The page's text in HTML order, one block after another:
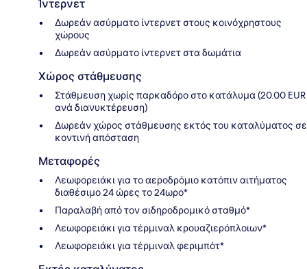
Ίντερνετ
Δωρεάν ασύρματο ίντερνετ στους κοινόχρηστους
χώρους
Δωρεάν ασύρματο ίντερνετ στα δωμάτια
Χώρος στάθμευσης
Στάθμευση χωρίς παρκαδόρο στο κατάλυμα (20.00 EUR
ανά διανυκτέρευση)
Δωρεάν χώρος στάθμευσης εκτός του καταλύματος σε
κοντινή απόσταση
Μεταφορές
Λεωφορειάκι για το αεροδρόμιο κατόπιν αιτήματος
διαθέσιμο 24 ώρες το 24ωρο*
Παραλαβή από τον σιδηροδρομικό σταθμό*
Λεωφορειάκι για τέρμιναλ κρουαζιερόπλοιων*
Λεωφορειάκι για τέρμιναλ φεριμπότ*